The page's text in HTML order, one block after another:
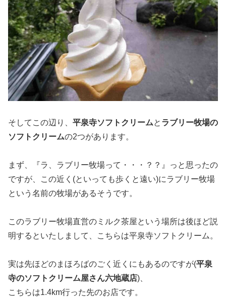
そしてこの辺り、 平泉寺ソフトクリームと ラブリー牧場の
ソフトクリームの2つがあります。
まず、『ラ、ラブリー牧場って・・・？？』っと思ったの
ですが、この近く(といっても歩くと遠い)にラブリー牧場
という名前の牧場があるそうです。
このラブリー牧場直営のミルク茶屋という場所は後ほど説
明するといたしまして、こちらは平泉寺ソフトクリーム。
実は先ほどのまほろばのごく近くにもあるのですが(平泉
寺のソフトクリーム屋さん六地蔵店)、
こちらは1.4km行った先のお店です。